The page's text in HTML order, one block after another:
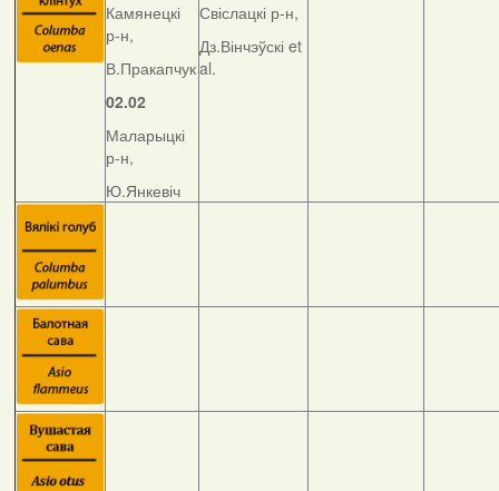
Камянецкі
р-н,
В.Пракапчук
02.02
Маларыцкі
р-н,
Ю.Янкевіч
Свіслацкі р-н,
Дз.Вінчэўскі et
al.